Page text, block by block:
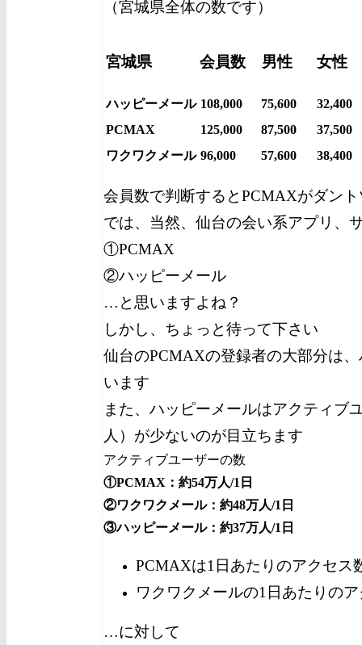
（宮城県全体の数です）
宮城県 会員数 男性 女性
ハッピーメール 108,000 75,600
32,400
PCMAX
125,000 87,500
37,500
ワクワクメール 96,000 57,600 38,400
会員数で判断するとPCMAXがダン
では、当然、仙台の会い系アプリ、
①PCMAX
②ハッピーメール
…と思いますよね？
しかし、ちょっと待って下さい
仙台のPCMAXの登録者の大部分は
います
また、ハッピーメールはアクティブ
人）が少ないのが目立ちます
アクティブユーザーの数
①PCMAX：約54万人/1日
②ワクワクメール：約48万人/1日
③ハッピーメール：約37万人/1日
PCMAXは1日あたりのアクセス
ワクワクメールの1日あたりの
…に対して